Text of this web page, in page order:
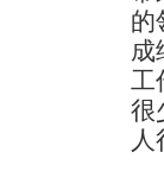
的
成
工
很